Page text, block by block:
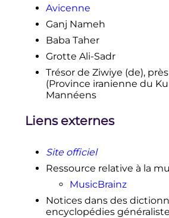
Avicenne
Ganj Nameh
Baba Taher
Grotte Ali-Sadr
Trésor de Ziwiye (de),
(Province iranienne du
Mannéens
Liens externes
Site officiel
Ressource relative à la
MusicBrainz
Notices dans des
encyclopédies